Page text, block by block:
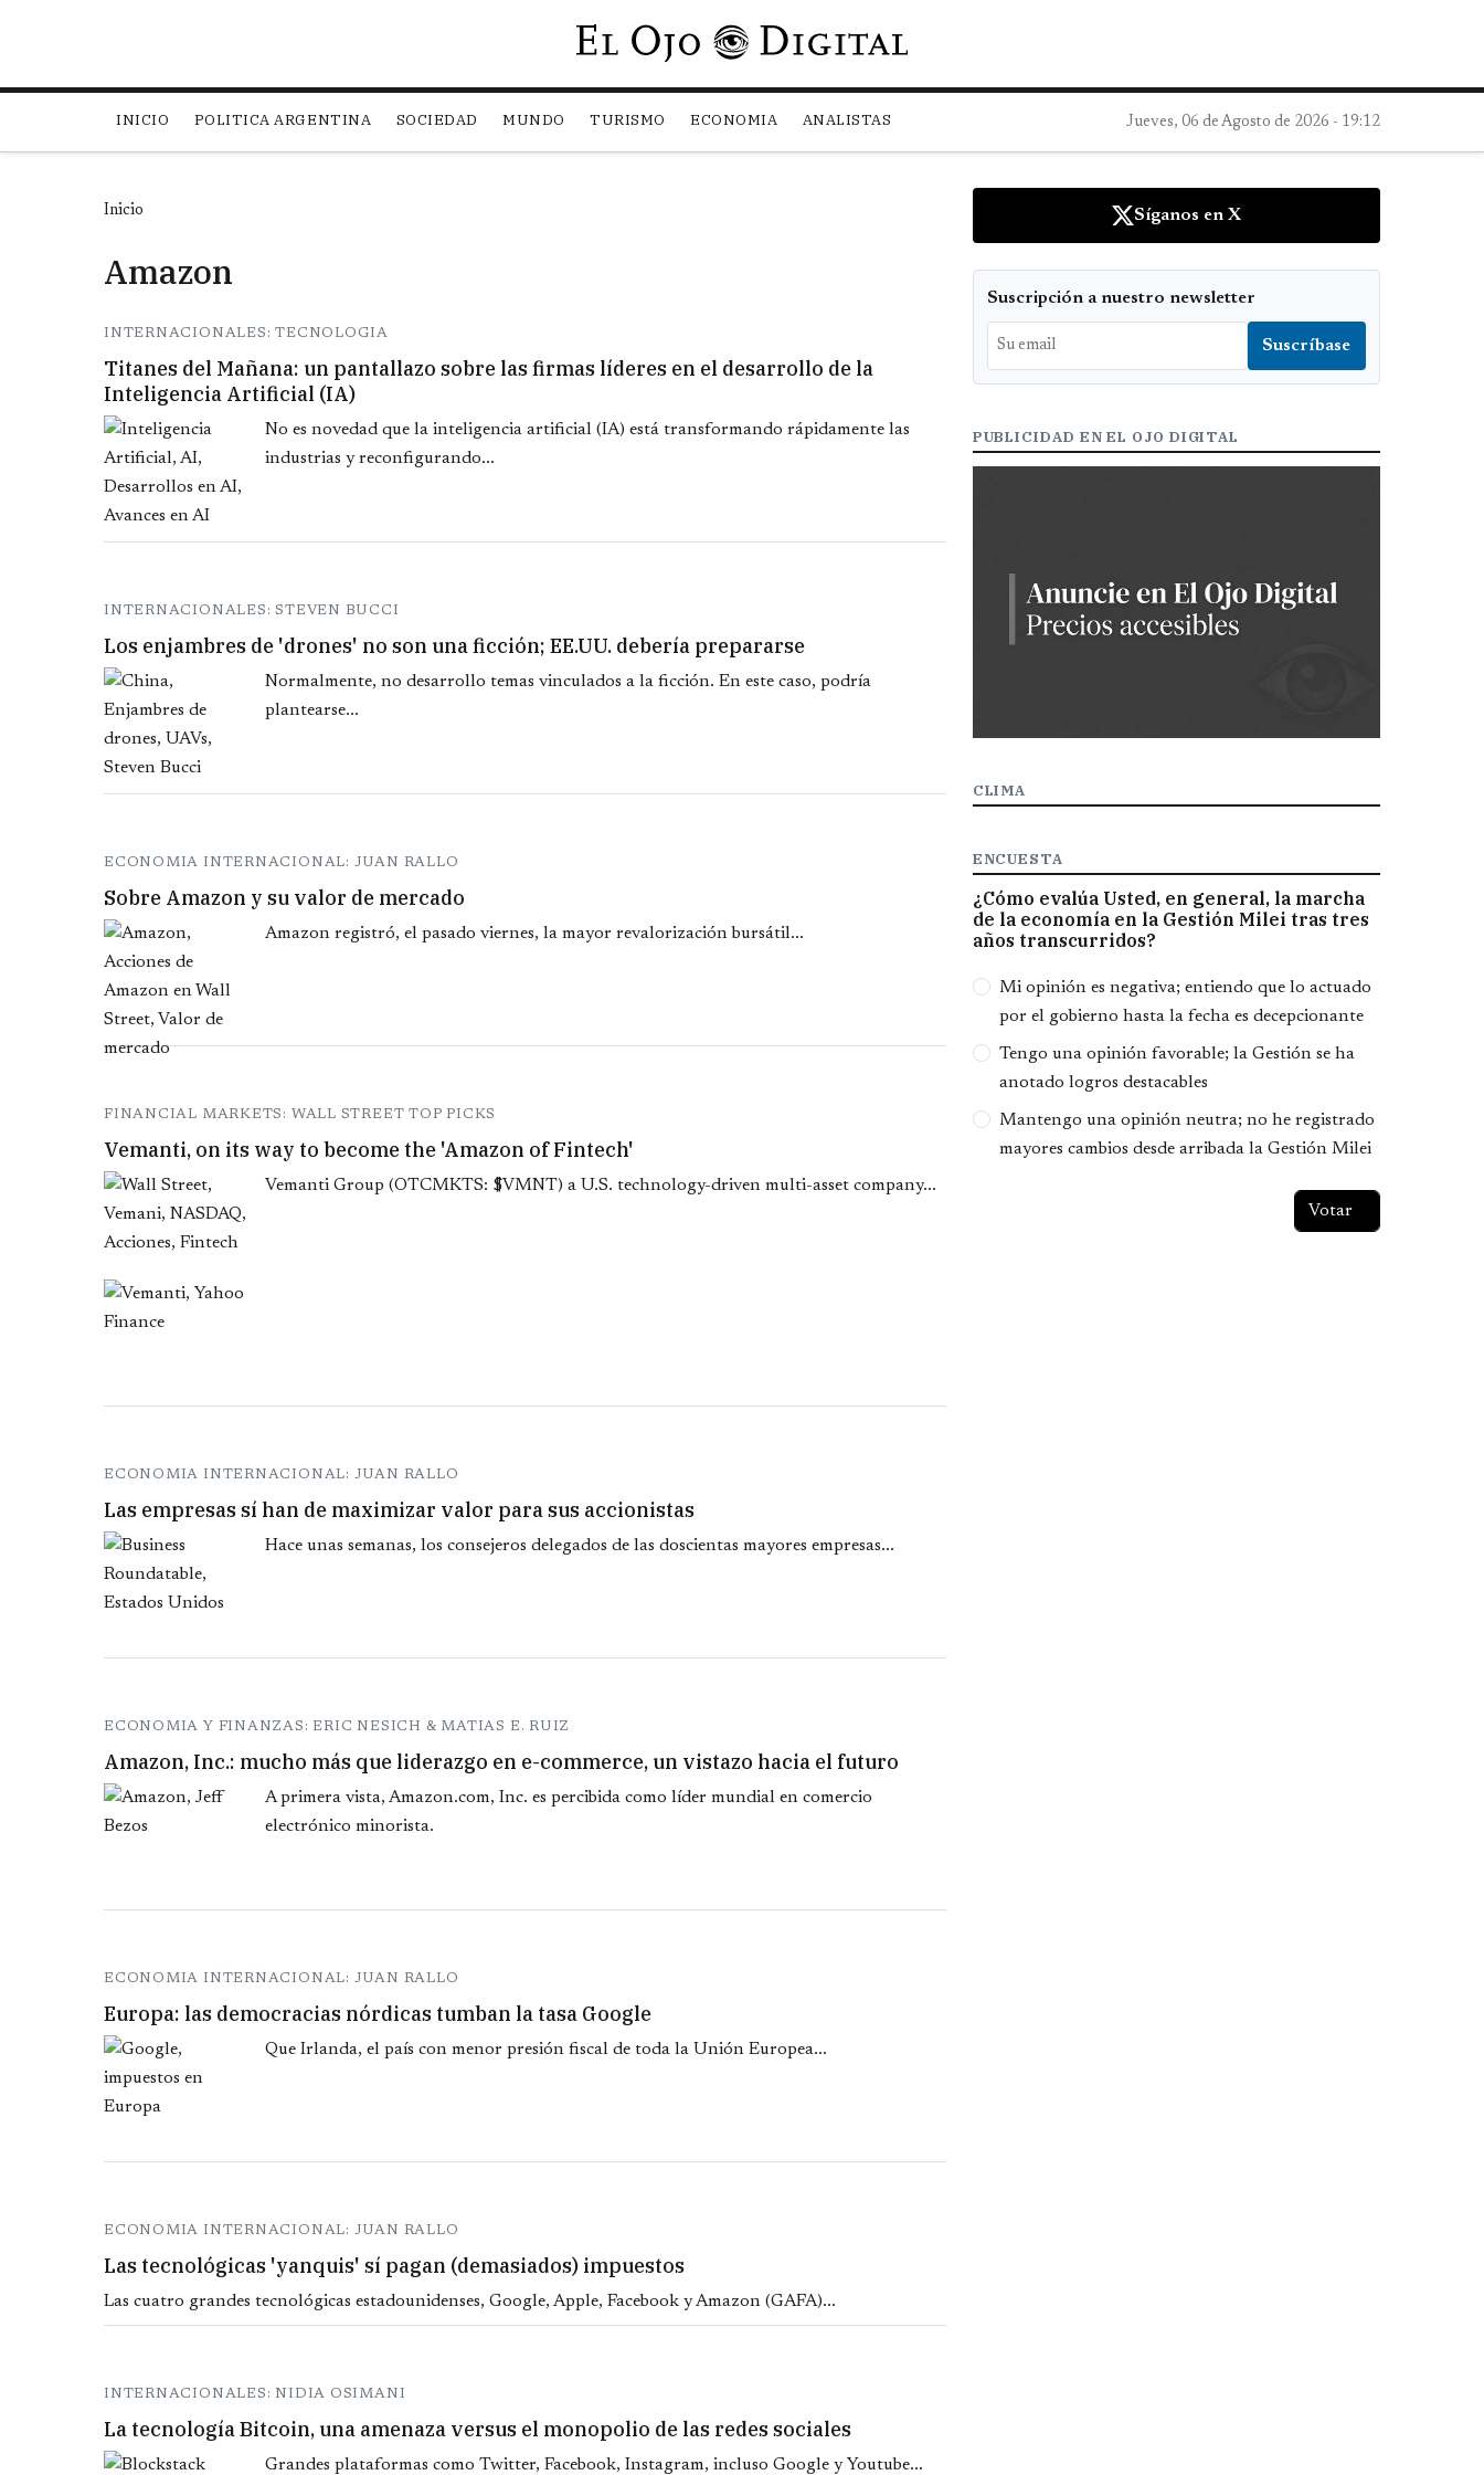
Pasar al contenido principal
INICIO POLITICA ARGENTINA SOCIEDAD MUNDO TURISMO ECONOMIA ANALISTAS Jueves, 06 de Agosto de 2026 - 19:12
Inicio
Amazon
INTERNACIONALES: TECNOLOGIA
Titanes del Mañana: un pantallazo sobre las firmas líderes en el desarrollo de la
Inteligencia Artificial (IA)
No es novedad que la inteligencia artificial (IA) está transformando rápidamente las
industrias y reconfigurando...
INTERNACIONALES: STEVEN BUCCI
Los enjambres de 'drones' no son una ficción; EE.UU. debería prepararse
Normalmente, no desarrollo temas vinculados a la ficción. En este caso, podría
plantearse...
ECONOMIA INTERNACIONAL: JUAN RALLO
Sobre Amazon y su valor de mercado
Amazon registró, el pasado viernes, la mayor revalorización bursátil...
FINANCIAL MARKETS: WALL STREET TOP PICKS
Vemanti, on its way to become the 'Amazon of Fintech'
Vemanti Group (OTCMKTS: $VMNT) a U.S. technology-driven multi-asset company...
ECONOMIA INTERNACIONAL: JUAN RALLO
Las empresas sí han de maximizar valor para sus accionistas
Hace unas semanas, los consejeros delegados de las doscientas mayores empresas...
ECONOMIA Y FINANZAS: ERIC NESICH & MATIAS E. RUIZ
Amazon, Inc.: mucho más que liderazgo en e-commerce, un vistazo hacia el futuro
A primera vista, Amazon.com, Inc. es percibida como líder mundial en comercio
electrónico minorista.
ECONOMIA INTERNACIONAL: JUAN RALLO
Europa: las democracias nórdicas tumban la tasa Google
Que Irlanda, el país con menor presión fiscal de toda la Unión Europea...
ECONOMIA INTERNACIONAL: JUAN RALLO
Las tecnológicas 'yanquis' sí pagan (demasiados) impuestos
Las cuatro grandes tecnológicas estadounidenses, Google, Apple, Facebook y Amazon (GAFA)...
INTERNACIONALES: NIDIA OSIMANI
La tecnología Bitcoin, una amenaza versus el monopolio de las redes sociales
Grandes plataformas como Twitter, Facebook, Instagram, incluso Google y Youtube...
Síganos en X
Suscripción a nuestro newsletter
PUBLICIDAD EN EL OJO DIGITAL
CLIMA
ENCUESTA
¿Cómo evalúa Usted, en general, la marcha
de la economía en la Gestión Milei tras tres
años transcurridos?
Opciones
Mi opinión es negativa; entiendo que lo actuado
por el gobierno hasta la fecha es decepcionante
Tengo una opinión favorable; la Gestión se ha
anotado logros destacables
Mantengo una opinión neutra; no he registrado
mayores cambios desde arribada la Gestión Milei